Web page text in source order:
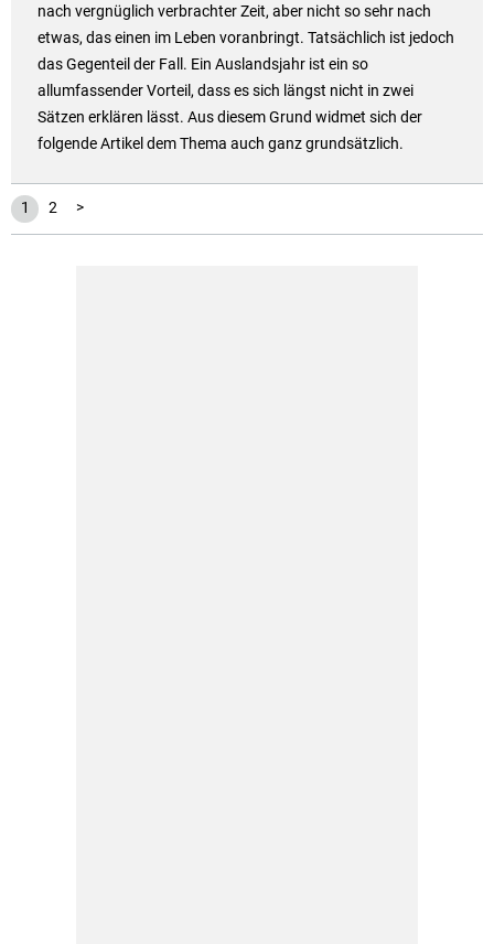
nach vergnüglich verbrachter Zeit, aber nicht so sehr nach
etwas, das einen im Leben voranbringt. Tatsächlich ist jedoch
das Gegenteil der Fall. Ein Auslandsjahr ist ein so
allumfassender Vorteil, dass es sich längst nicht in zwei
Sätzen erklären lässt. Aus diesem Grund widmet sich der
folgende Artikel dem Thema auch ganz grundsätzlich.
1 2 >